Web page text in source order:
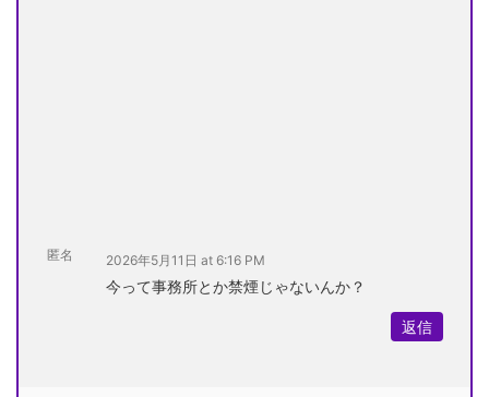
匿名 2026年5月11日 at 6:16 PM
今って事務所とか禁煙じゃないんか？
返信